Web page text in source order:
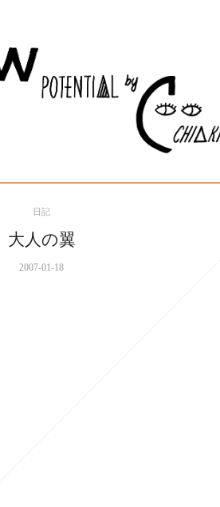
日記
大人の翼
2007-01-18